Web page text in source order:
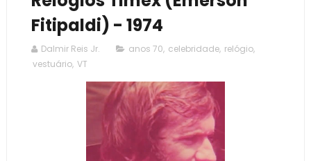
Fitipaldi) - 1974
Dalmir Reis Jr. anos 70, celebridade, relógio,
vestuário, VT